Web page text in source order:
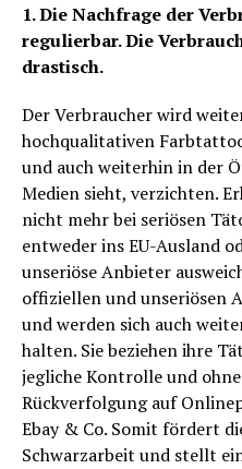
1. Die Nachfrage der
regulierbar. Die
drastisch.
Der Verbraucher wird
hochqualitativen
und auch weiterhin in der
Medien sieht, verzichten.
nicht mehr bei seriösen
entweder ins EU-Ausland
unseriöse Anbieter
offiziellen und unseriösen
und werden sich auch
halten. Sie beziehen ihre
jegliche Kontrolle und
Rückverfolgung auf
Ebay & Co. Somit fördert
Schwarzarbeit und stellt